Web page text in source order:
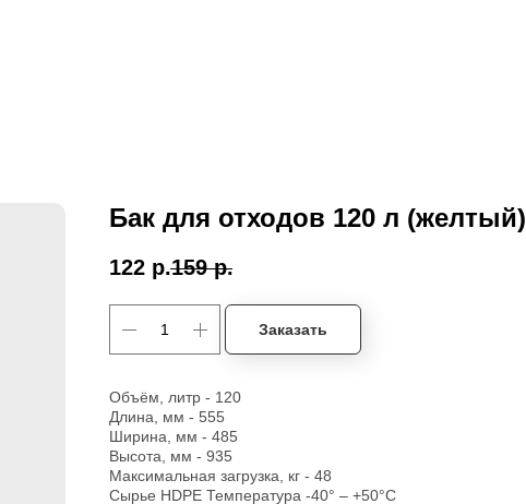
Бак для отходов 120 л (желтый)
122 р.159 р.
Заказать
Объём, литр - 120
Длина, мм - 555
Ширина, мм - 485
Высота, мм - 935
Максимальная загрузка, кг - 48
Сырье HDPE Температура -40° – +50°С